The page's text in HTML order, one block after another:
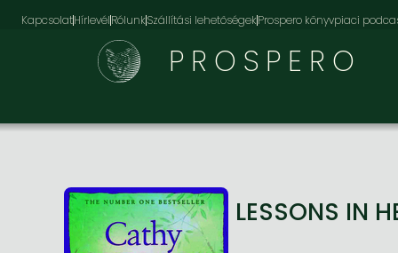
KapcsolatHírlevélRólunkSzállítási lehetőségekProspero könyvpiaci
PROSPERO
LESSONS IN